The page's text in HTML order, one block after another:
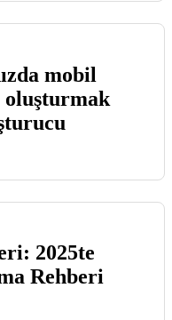
mobil
oluşturmak
2025te
Rehberi